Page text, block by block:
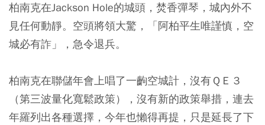
柏南克在Jackson Hole的城頭，焚香彈琴，城內外不
見任何動靜。空頭將領大驚，「阿柏平生唯謹慎，空
城必有詐」，急令退兵。
柏南克在聯儲年會上唱了一齣空城計，沒有ＱＥ３
（第三波量化寬鬆政策），沒有新的政策舉措，連去
年羅列出各種選擇，今年也懶得再提，只是延長了下